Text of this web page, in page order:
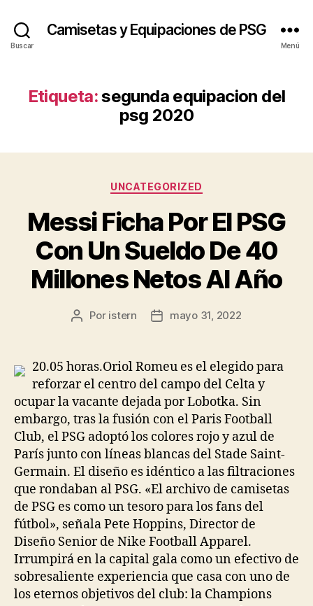
Buscar
Camisetas y Equipaciones de PSG
Menú
Etiqueta:segunda equipacion del
psg 2020
Categorías
UNCATEGORIZED
Messi Ficha Por El PSG
Con Un Sueldo De 40
Millones Netos Al Año
Autor
entrada
Por istern
Fecha
entrada
mayo 31, 2022
20.05 horas.Oriol Romeu es el elegido para
reforzar el centro del campo del Celta y
ocupar la vacante dejada por Lobotka. Sin
embargo, tras la fusión con el Paris Football
Club, el PSG adoptó los colores rojo y azul de
París junto con líneas blancas del Stade Saint-
Germain. El diseño es idéntico a las filtraciones
que rondaban al PSG. «El archivo de camisetas
de PSG es como un tesoro para los fans del
fútbol», señala Pete Hoppins, Director de
Diseño Senior de Nike Football Apparel.
Irrumpirá en la capital gala como un efectivo de
sobresaliente experiencia que casa con uno de
los eternos objetivos del club: la Champions